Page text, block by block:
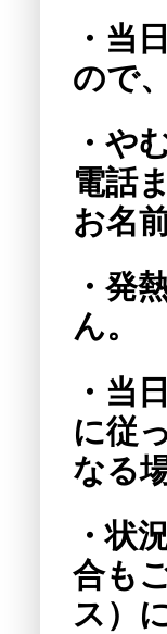
・当
ので
・や
電話
お名
・発
ん。
・当
に従
なる
・状
合も
ス）